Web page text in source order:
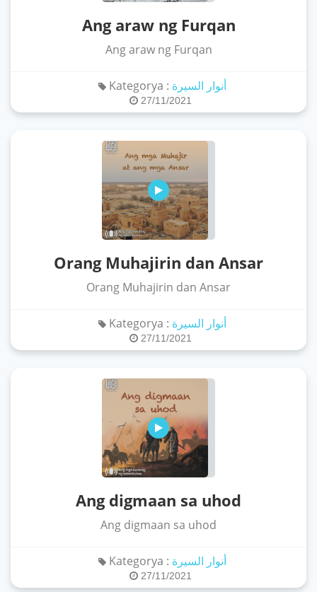
Ang araw ng Furqan
Ang araw ng Furqan
Kategorya : أنوار السيرة
27/11/2021
Orang Muhajirin dan Ansar
Orang Muhajirin dan Ansar
Kategorya : أنوار السيرة
27/11/2021
Ang digmaan sa uhod
Ang digmaan sa uhod
Kategorya : أنوار السيرة
27/11/2021